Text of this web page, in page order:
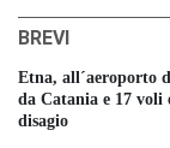
BREVI
Etna, all´aeroporto
da Catania e 17 voli
disagio